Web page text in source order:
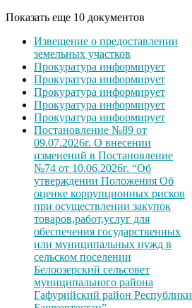
Показать еще 10 документов
Извещение о предоставлении
земельных участков
Прокуратура информирует
Прокуратура информирует
Прокуратура информирует
Прокуратура информирует
Прокуратура информирует
Постановление №89 от
09.07.2026г. О внесении
изменений в Постановление
№74 от 10.06.2026г. “Об
утверждении Положения Об
оценке коррупционных рисков
при осуществлении закупок
товаров,работ,услуг для
обеспечения государственных
или муниципальных нужд в
сельском поселении
Белоозерский сельсовет
муниципального района
Гафурийский район Республики